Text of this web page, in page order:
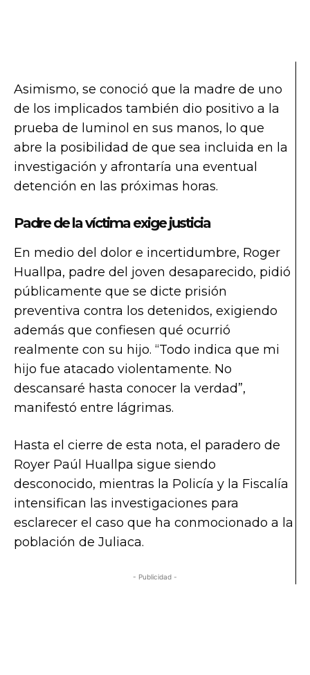
Asimismo, se conoció que la madre de uno
de los implicados también dio positivo a la
prueba de luminol en sus manos, lo que
abre la posibilidad de que sea incluida en la
investigación y afrontaría una eventual
detención en las próximas horas.
Padre de la víctima exige justicia
En medio del dolor e incertidumbre, Roger
Huallpa, padre del joven desaparecido, pidió
públicamente que se dicte prisión
preventiva contra los detenidos, exigiendo
además que confiesen qué ocurrió
realmente con su hijo. “Todo indica que mi
hijo fue atacado violentamente. No
descansaré hasta conocer la verdad”,
manifestó entre lágrimas.
Hasta el cierre de esta nota, el paradero de
Royer Paúl Huallpa sigue siendo
desconocido, mientras la Policía y la Fiscalía
intensifican las investigaciones para
esclarecer el caso que ha conmocionado a la
población de Juliaca.
- Publicidad -